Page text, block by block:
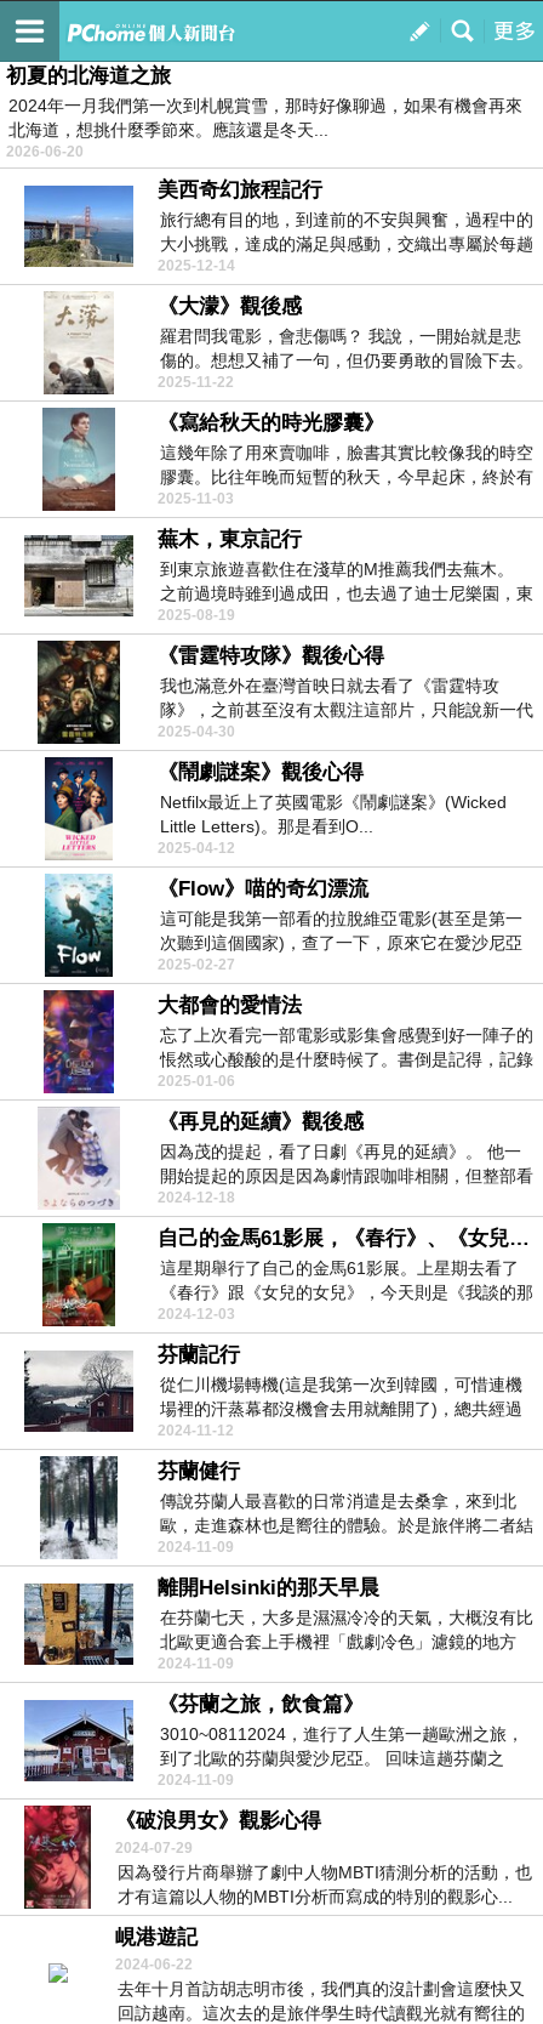
我的
訂閱
流浪電台
初夏的北海道之旅
2024年一月我們第一次到札幌賞雪，那時好像聊過，如果有機會再來
北海道，想挑什麼季節來。應該還是冬天...
2026-06-20
美西奇幻旅程記行
旅行總有目的地，到達前的不安與興奮，過程中的
大小挑戰，達成的滿足與感動，交織出專屬於每趟
旅程的精彩。...
2025-12-14
《大濛》觀後感
羅君問我電影，會悲傷嗎？ 我說，一開始就是悲
傷的。想想又補了一句，但仍要勇敢的冒險下去。
民國四...
2025-11-22
《寫給秋天的時光膠囊》
這幾年除了用來賣咖啡，臉書其實比較像我的時空
膠囊。比往年晚而短暫的秋天，今早起床，終於有
點涼意讓我在...
2025-11-03
蕪木，東京記行
到東京旅遊喜歡住在淺草的M推薦我們去蕪木。
之前過境時雖到過成田，也去過了迪士尼樂園，東
京之於我們...
2025-08-19
《雷霆特攻隊》觀後心得
我也滿意外在臺灣首映日就去看了《雷霆特攻
隊》，之前甚至沒有太觀注這部片，只能說新一代
吐槽系黑寡婦Fl...
2025-04-30
《鬧劇謎案》觀後心得
Netfilx最近上了英國電影《鬧劇謎案》(Wicked
Little Letters)。那是看到O...
2025-04-12
《Flow》喵的奇幻漂流
這可能是我第一部看的拉脫維亞電影(甚至是第一
次聽到這個國家)，查了一下，原來它在愛沙尼亞
的下方，因此...
2025-02-27
大都會的愛情法
忘了上次看完一部電影或影集會感覺到好一陣子的
悵然或心酸酸的是什麼時候了。書倒是記得，記錄
停在《渺小一...
2025-01-06
《再見的延續》觀後感
因為茂的提起，看了日劇《再見的延續》。 他一
開始提起的原因是因為劇情跟咖啡相關，但整部看
完，除了置...
2024-12-18
自己的金馬61影展，《春行》、《女兒的女兒》與《我談的那場戀愛》。
這星期舉行了自己的金馬61影展。上星期去看了
《春行》跟《女兒的女兒》，今天則是《我談的那
場戀愛》。 ...
2024-12-03
芬蘭記行
從仁川機場轉機(這是我第一次到韓國，可惜連機
場裡的汗蒸幕都沒機會去用就離開了)，總共經過
近16小時的...
2024-11-12
芬蘭健行
傳說芬蘭人最喜歡的日常消遣是去桑拿，來到北
歐，走進森林也是嚮往的體驗。於是旅伴將二者結
合，規劃了今天...
2024-11-09
離開Helsinki的那天早晨
在芬蘭七天，大多是濕濕冷冷的天氣，大概沒有比
北歐更適合套上手機裡「戲劇冷色」濾鏡的地方
了。 一切冷...
2024-11-09
《芬蘭之旅，飲食篇》
3010~08112024，進行了人生第一趟歐洲之旅，
到了北歐的芬蘭與愛沙尼亞。 回味這趟芬蘭之
旅...
2024-11-09
《破浪男女》觀影心得
2024-07-29
因為發行片商舉辦了劇中人物MBTI猜測分析的活動，也
才有這篇以人物的MBTI分析而寫成的特別的觀影心...
峴港遊記
2024-06-22
去年十月首訪胡志明市後，我們真的沒計劃會這麼快又
回訪越南。這次去的是旅伴學生時代讀觀光就有嚮往的